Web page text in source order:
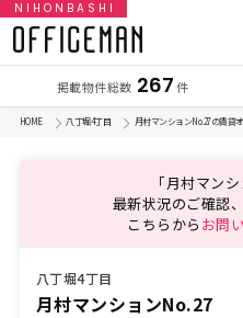
NIHONBASHI
掲載物件総数 267 件
HOME 八丁堀4丁目 月村マンションNo.27の賃貸
「月村マン
最新状況のご確認
こちらから お問
八丁堀4丁目
月村マンションNo.27